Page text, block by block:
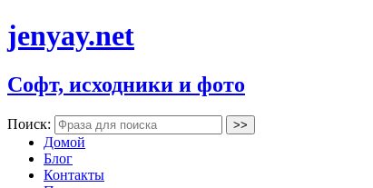
jenyay.net
Софт, исходники и фото
Поиск:
Домой
Блог
Контакты